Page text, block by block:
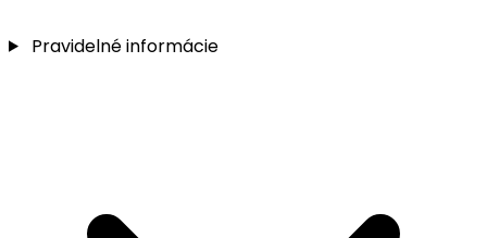
Pravidelné informácie